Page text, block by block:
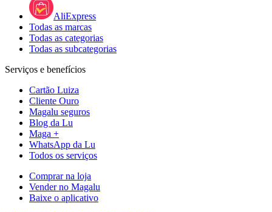
AliExpress
Todas as marcas
Todas as categorias
Todas as subcategorias
Serviços e benefícios
Cartão Luiza
Cliente Ouro
Magalu seguros
Blog da Lu
Maga +
WhatsApp da Lu
Todos os serviços
Comprar na loja
Vender no Magalu
Baixe o aplicativo